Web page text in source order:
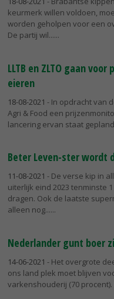
keurmerk willen voldoen,
worden geholpen voor een
De partij wil...
LLTB en ZLTO gaan
eieren
18-08-2021 - In opdracht van
Agri & Food een
lancering ervan staat
Beter Leven-ster wordt
11-08-2021 - De verse kip in
uiterlijk eind 2023 tenminste
dragen. Ook de laatste
alleen nog...
Nederlander gunt boer
14-06-2021 - Het overgrote
ons land plek moet blijven
varkenshouderij (70